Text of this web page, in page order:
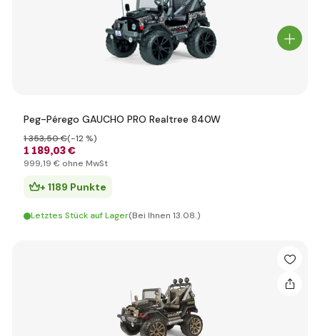
Peg-Pérego GAUCHO PRO Realtree 840W
1 189,03 €
1 353,50 €(-12 %)
999,19 € ohne MwSt
+ 1189 Punkte
Letztes Stück auf Lager(Bei Ihnen 13.08.)